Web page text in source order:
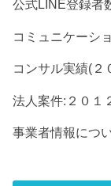
公式LINE登録
コミュニケーシ
コンサル実績(２
法人案件:２０１
事業者情報につ